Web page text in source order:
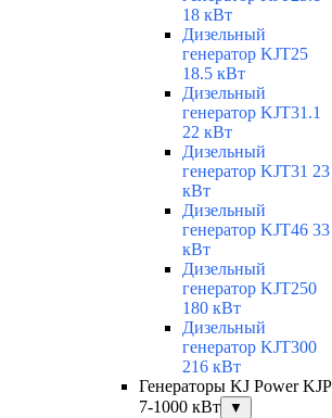
18 кВт
Дизельный
генератор KJT25
18.5 кВт
Дизельный
генератор KJT31.1
22 кВт
Дизельный
генератор KJT31 23
кВт
Дизельный
генератор KJT46 33
кВт
Дизельный
генератор KJT250
180 кВт
Дизельный
генератор KJT300
216 кВт
Генераторы KJ Power KJP
7-1000 кВт
▼